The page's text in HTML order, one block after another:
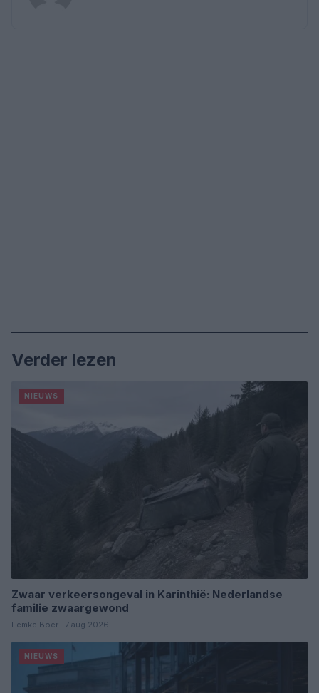
Verder lezen
NIEUWS
Zwaar verkeersongeval in Karinthië: Nederlandse
familie zwaargewond
Femke Boer · 7 aug 2026
NIEUWS